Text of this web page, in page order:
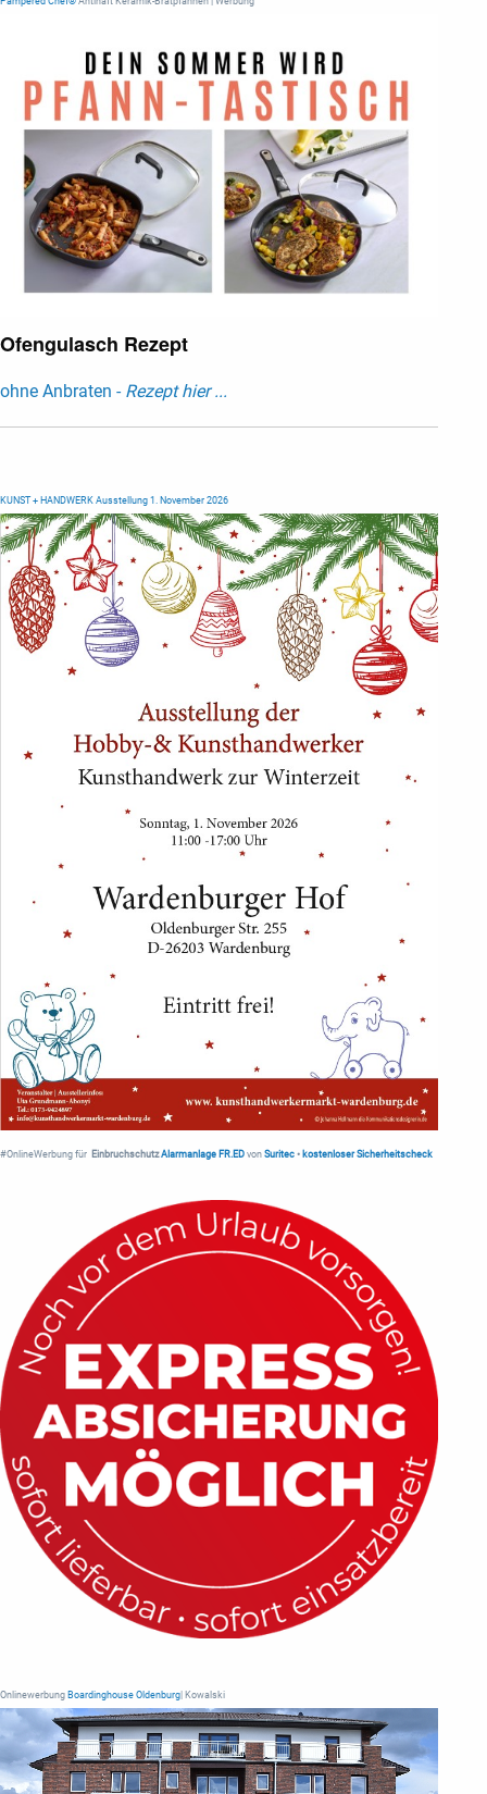
Ofengulasch Rezept
ohne Anbraten - Rezept hier ...
KUNST + HANDWERK Ausstellung 1. November 2026
#OnlineWerbung für Einbruchschutz Alarmanlage FR.ED von Suritec • kostenloser Sicherheitscheck
Onlinewerbung Boardinghouse Oldenburg | Kowalski